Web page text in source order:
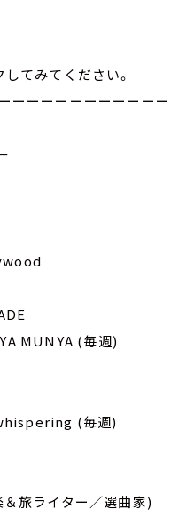
てみてください。
ーーーーーーーーーーー
MUNYA (毎週)
(毎週)
ライター／選曲家)